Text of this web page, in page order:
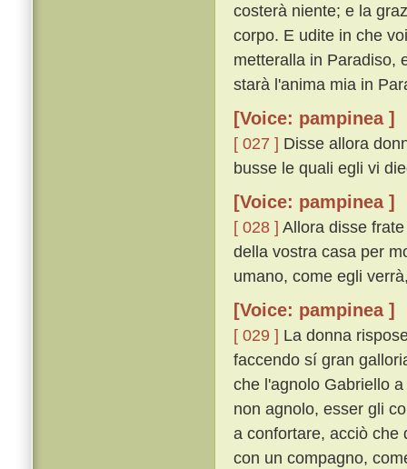
costerà niente; e la
corpo. E udite in che
metteralla in Paradiso,
starà l'anima mia in
[Voice: pampinea ]
[ 027 ] Disse allora
busse le quali egli vi
[Voice: pampinea ]
[ 028 ] Allora disse
della vostra casa per
umano, come egli
[Voice: pampinea ]
[ 029 ] La donna
faccendo sí gran
che l'agnolo Gabriello
non agnolo, esser gli
a confortare, acciò che
con un compagno,